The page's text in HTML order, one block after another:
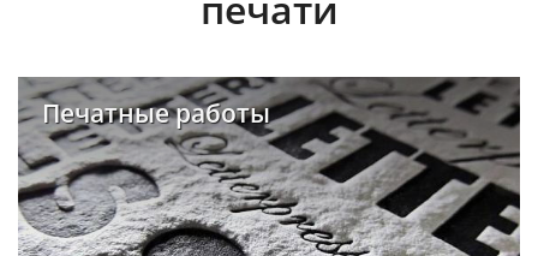
Печатные работы